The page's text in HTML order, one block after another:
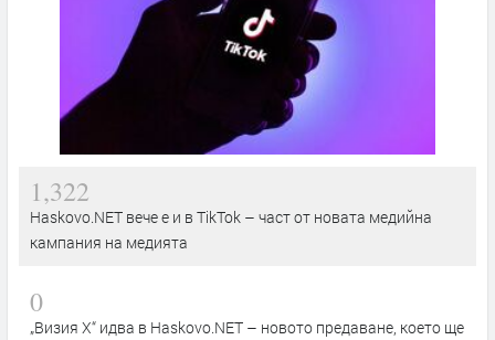
1,322
Haskovo.NET вече е и в TikTok – част от новата медийна
кампания на медията
0
„Визия Х“ идва в Haskovo.NET – новото предаване, което ще